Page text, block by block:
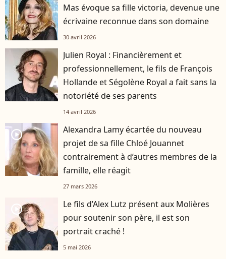
Mas évoque sa fille victoria, devenue une
écrivaine reconnue dans son domaine
30 avril 2026
Julien Royal : Financièrement et
professionnellement, le fils de François
Hollande et Ségolène Royal a fait sans la
notoriété de ses parents
14 avril 2026
player2
Alexandra Lamy écartée du nouveau
projet de sa fille Chloé Jouannet
contrairement à d’autres membres de la
famille, elle réagit
27 mars 2026
player2
Le fils d’Alex Lutz présent aux Molières
pour soutenir son père, il est son
portrait craché !
5 mai 2026